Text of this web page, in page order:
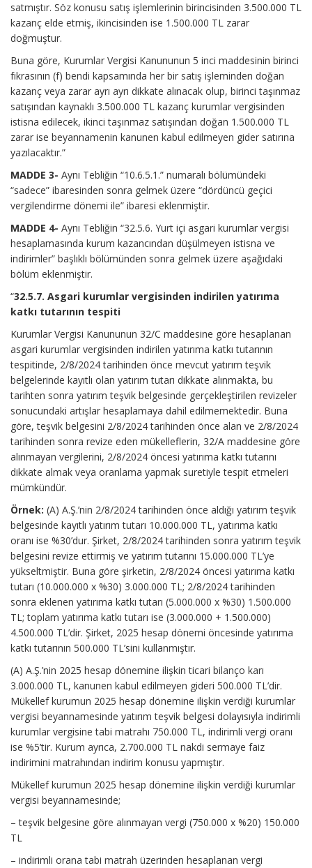
satmıştır. Söz konusu satış işlemlerinin birincisinden 3.500.000 TL
kazanç elde etmiş, ikincisinden ise 1.500.000 TL zarar
doğmuştur.
Buna göre, Kurumlar Vergisi Kanununun 5 inci maddesinin birinci
fıkrasının (f) bendi kapsamında her bir satış işleminden doğan
kazanç veya zarar ayrı ayrı dikkate alınacak olup, birinci taşınmaz
satışından kaynaklı 3.500.000 TL kazanç kurumlar vergisinden
istisna edilecek, ikinci taşınmaz satışından doğan 1.500.000 TL
zarar ise beyannamenin kanunen kabul edilmeyen gider satırına
yazılacaktır.”
MADDE 3- Aynı Tebliğin “10.6.5.1.” numaralı bölümündeki
“sadece” ibaresinden sonra gelmek üzere “dördüncü geçici
vergilendirme dönemi ile” ibaresi eklenmiştir.
MADDE 4- Aynı Tebliğin “32.5.6. Yurt içi asgari kurumlar vergisi
hesaplamasında kurum kazancından düşülmeyen istisna ve
indirimler” başlıklı bölümünden sonra gelmek üzere aşağıdaki
bölüm eklenmiştir.
“32.5.7. Asgari kurumlar vergisinden indirilen yatırıma
katkı tutarının tespiti
Kurumlar Vergisi Kanununun 32/C maddesine göre hesaplanan
asgari kurumlar vergisinden indirilen yatırıma katkı tutarının
tespitinde, 2/8/2024 tarihinden önce mevcut yatırım teşvik
belgelerinde kayıtlı olan yatırım tutarı dikkate alınmakta, bu
tarihten sonra yatırım teşvik belgesinde gerçekleştirilen revizeler
sonucundaki artışlar hesaplamaya dahil edilmemektedir. Buna
göre, teşvik belgesini 2/8/2024 tarihinden önce alan ve 2/8/2024
tarihinden sonra revize eden mükelleflerin, 32/A maddesine göre
alınmayan vergilerini, 2/8/2024 öncesi yatırıma katkı tutarını
dikkate almak veya oranlama yapmak suretiyle tespit etmeleri
mümkündür.
Örnek: (A) A.Ş.’nin 2/8/2024 tarihinden önce aldığı yatırım teşvik
belgesinde kayıtlı yatırım tutarı 10.000.000 TL, yatırıma katkı
oranı ise %30’dur. Şirket, 2/8/2024 tarihinden sonra yatırım teşvik
belgesini revize ettirmiş ve yatırım tutarını 15.000.000 TL’ye
yükseltmiştir. Buna göre şirketin, 2/8/2024 öncesi yatırıma katkı
tutarı (10.000.000 x %30) 3.000.000 TL; 2/8/2024 tarihinden
sonra eklenen yatırıma katkı tutarı (5.000.000 x %30) 1.500.000
TL; toplam yatırıma katkı tutarı ise (3.000.000 + 1.500.000)
4.500.000 TL’dir. Şirket, 2025 hesap dönemi öncesinde yatırıma
katkı tutarının 500.000 TL’sini kullanmıştır.
(A) A.Ş.’nin 2025 hesap dönemine ilişkin ticari bilanço karı
3.000.000 TL, kanunen kabul edilmeyen gideri 500.000 TL’dir.
Mükellef kurumun 2025 hesap dönemine ilişkin verdiği kurumlar
vergisi beyannamesinde yatırım teşvik belgesi dolayısıyla indirimli
kurumlar vergisine tabi matrahı 750.000 TL, indirimli vergi oranı
ise %5’tir. Kurum ayrıca, 2.700.000 TL nakdi sermaye faiz
indirimini matrahından indirim konusu yapmıştır.
Mükellef kurumun 2025 hesap dönemine ilişkin verdiği kurumlar
vergisi beyannamesinde;
– teşvik belgesine göre alınmayan vergi (750.000 x %20) 150.000
TL
– indirimli orana tabi matrah üzerinden hesaplanan vergi